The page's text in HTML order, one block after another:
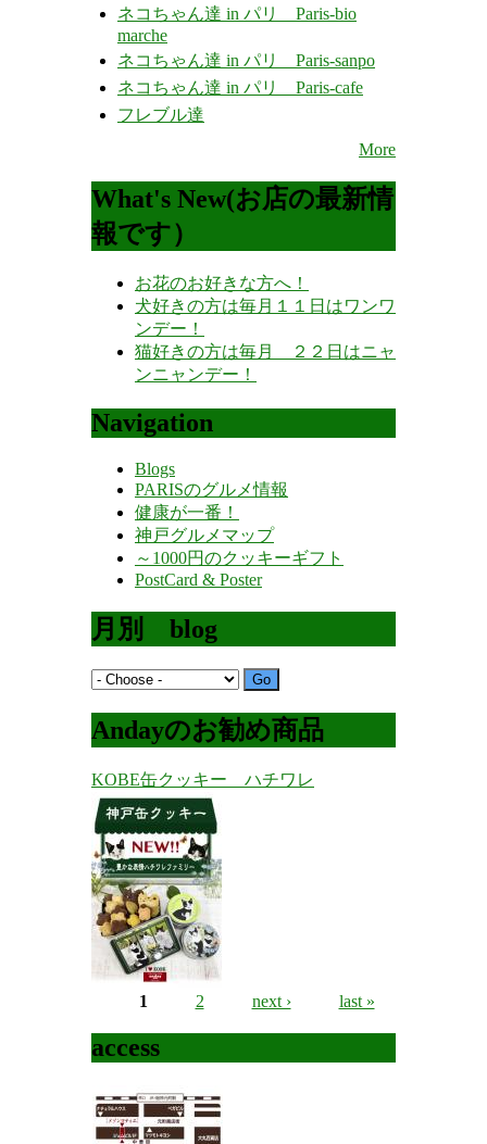
ネコちゃん達 in パリ Paris-bio
marche
ネコちゃん達 in パリ Paris-sanpo
ネコちゃん達 in パリ Paris-cafe
フレブル達
More
What's New(お店の最新情
報です）
お花のお好きな方へ！
犬好きの方は毎月１１日はワンワ
ンデー！
猫好きの方は毎月 ２２日はニャ
ンニャンデー！
Navigation
Blogs
PARISのグルメ情報
健康が一番！
神戸グルメマップ
～1000円のクッキーギフト
PostCard & Poster
月別 blog
Andayのお勧め商品
KOBE缶クッキー ハチワレ
Pages
1 2 next › last »
access